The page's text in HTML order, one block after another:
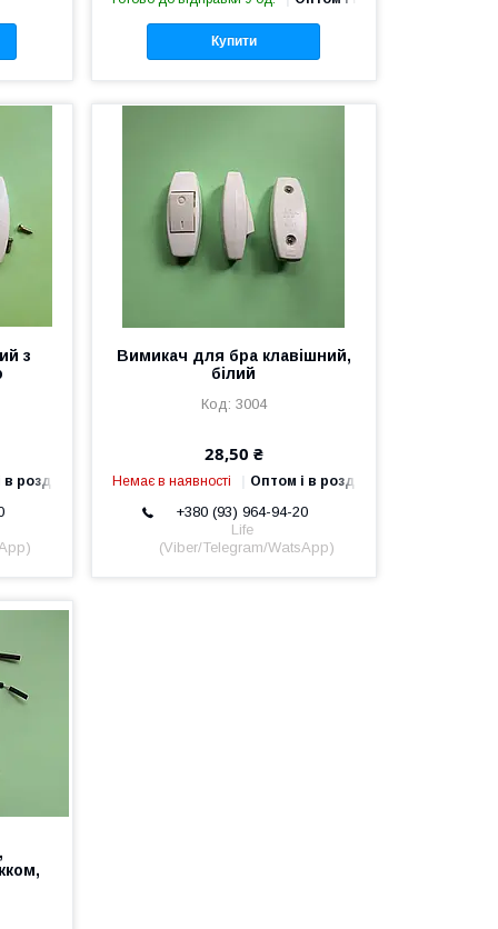
Купити
з
роздріб
Вимикач для бра клавішний,
білий
3004
28,50 ₴
Немає в наявності Оптом і в роздріб
+380 (93) 964-94-20
Life
(Viber/Telegram/WatsApp)